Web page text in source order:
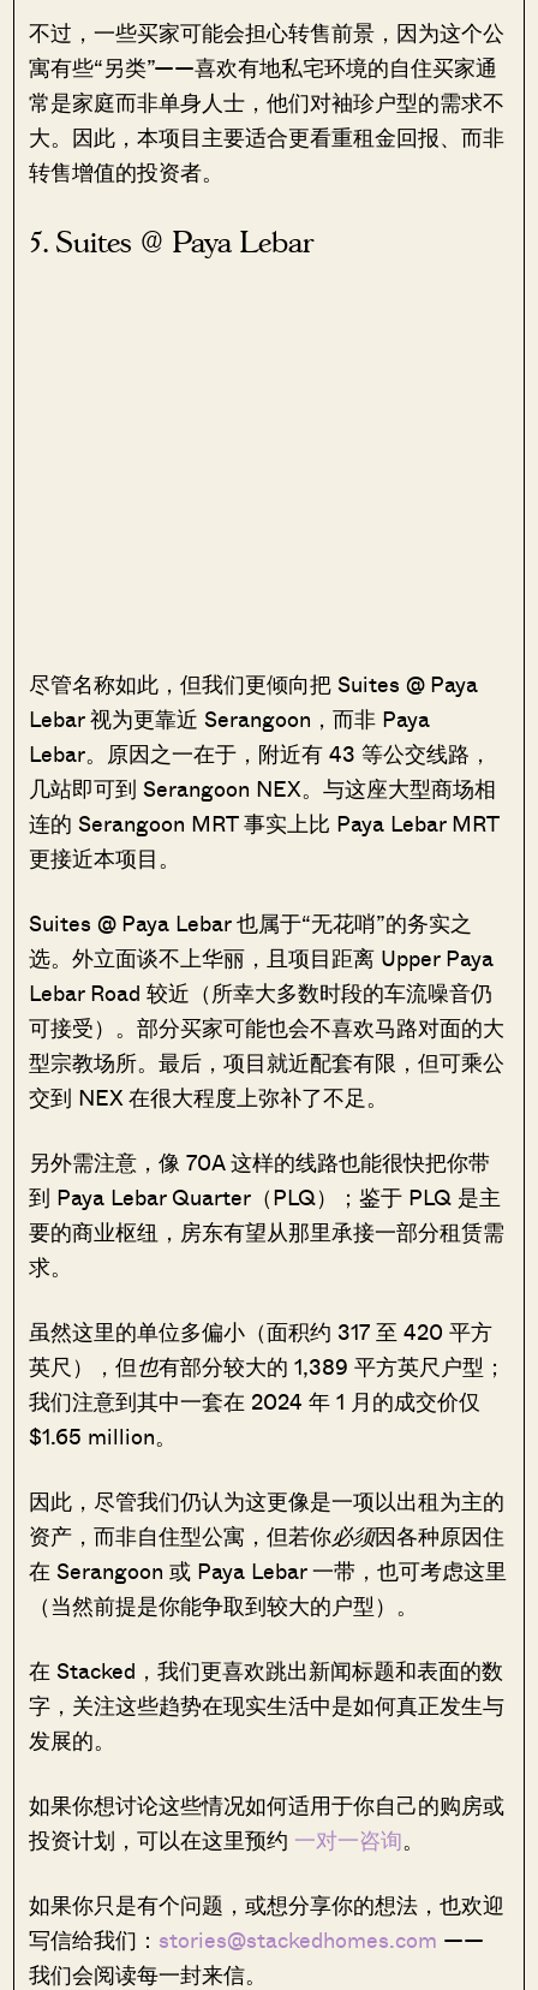
不过，一些买家可能会担心转售前景，因为这个公
寓有些“另类”——喜欢有地私宅环境的自住买家通
常是家庭而非单身人士，他们对袖珍户型的需求不
大。因此，本项目主要适合更看重租金回报、而非
转售增值的投资者。
5. Suites @ Paya Lebar
尽管名称如此，但我们更倾向把 Suites @ Paya
Lebar 视为更靠近 Serangoon，而非 Paya
Lebar。原因之一在于，附近有 43 等公交线路，
几站即可到 Serangoon NEX。与这座大型商场相
连的 Serangoon MRT 事实上比 Paya Lebar MRT
更接近本项目。
Suites @ Paya Lebar 也属于“无花哨”的务实之
选。外立面谈不上华丽，且项目距离 Upper Paya
Lebar Road 较近（所幸大多数时段的车流噪音仍
可接受）。部分买家可能也会不喜欢马路对面的大
型宗教场所。最后，项目就近配套有限，但可乘公
交到 NEX 在很大程度上弥补了不足。
另外需注意，像 70A 这样的线路也能很快把你带
到 Paya Lebar Quarter（PLQ）；鉴于 PLQ 是主
要的商业枢纽，房东有望从那里承接一部分租赁需
求。
虽然这里的单位多偏小（面积约 317 至 420 平方
英尺），但也有部分较大的 1,389 平方英尺户型；
我们注意到其中一套在 2024 年 1 月的成交价仅
$1.65 million。
因此，尽管我们仍认为这更像是一项以出租为主的
资产，而非自住型公寓，但若你必须因各种原因住
在 Serangoon 或 Paya Lebar 一带，也可考虑这里
（当然前提是你能争取到较大的户型）。
在 Stacked，我们更喜欢跳出新闻标题和表面的数
字，关注这些趋势在现实生活中是如何真正发生与
发展的。
如果你想讨论这些情况如何适用于你自己的购房或
投资计划，可以在这里预约 一对一咨询。
如果你只是有个问题，或想分享你的想法，也欢迎
写信给我们： stories@stackedhomes.com ——
我们会阅读每一封来信。